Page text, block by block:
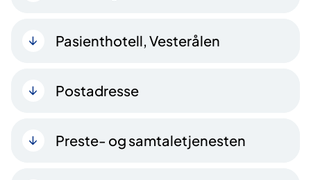
Pasienthotell, Vesterålen
Postadresse
Preste- og samtaletjenesten